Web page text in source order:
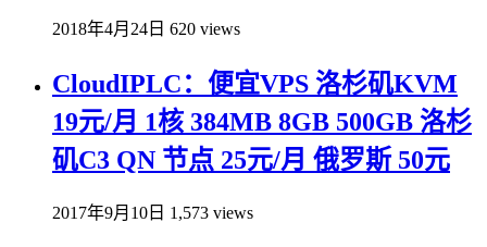
2018年4月24日 620 views
CloudIPLC：便宜VPS 洛杉矶KVM
19元/月 1核 384MB 8GB 500GB 洛杉
矶C3 QN 节点 25元/月 俄罗斯 50元
2017年9月10日 1,573 views